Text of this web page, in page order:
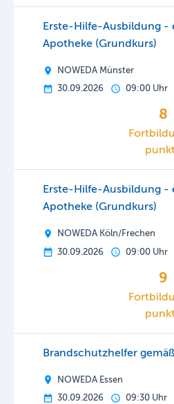
Erste-Hilfe-Ausbildung -
Apotheke (Grundkurs)
NOWEDA Münster
30.09.2026
09:00 Uhr
8
Erste-Hilfe-Ausbildung -
Apotheke (Grundkurs)
NOWEDA Köln/Frechen
30.09.2026
09:00 Uhr
9
Brandschutzhelfer
NOWEDA Essen
30.09.2026
09:30 Uhr